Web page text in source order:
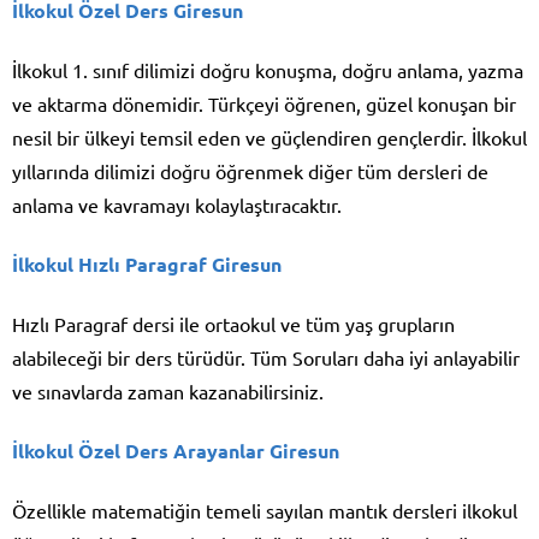
İlkokul Özel Ders Giresun
İlkokul 1. sınıf dilimizi doğru konuşma, doğru anlama, yazma
ve aktarma dönemidir. Türkçeyi öğrenen, güzel konuşan bir
nesil bir ülkeyi temsil eden ve güçlendiren gençlerdir. İlkokul
yıllarında dilimizi doğru öğrenmek diğer tüm dersleri de
anlama ve kavramayı kolaylaştıracaktır.
İlkokul Hızlı Paragraf Giresun
Hızlı Paragraf dersi ile ortaokul ve tüm yaş grupların
alabileceği bir ders türüdür. Tüm Soruları daha iyi anlayabilir
ve sınavlarda zaman kazanabilirsiniz.
İlkokul Özel Ders Arayanlar Giresun
Özellikle matematiğin temeli sayılan mantık dersleri ilkokul